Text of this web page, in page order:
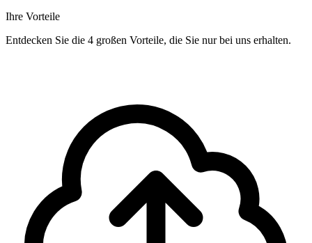
Ihre Vorteile
Entdecken Sie die 4 großen Vorteile, die Sie nur bei uns erhalten.